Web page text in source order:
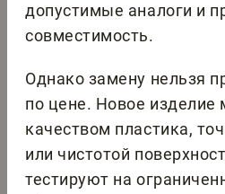
допустимые аналоги и
совместимость.
Однако замену нельзя
по цене. Новое изделие
качеством пластика,
или чистотой
тестируют на